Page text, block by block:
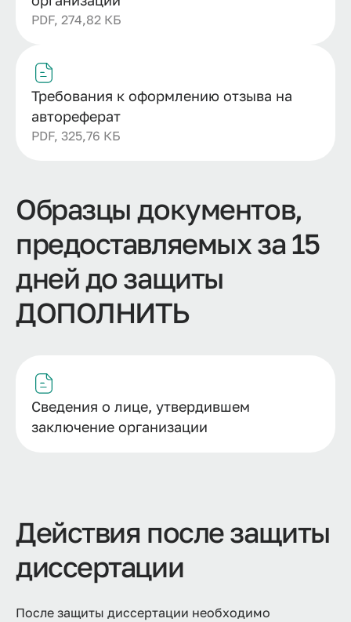
PDF, 274,82 КБ
Требования к оформлению отзыва на
автореферат
PDF, 325,76 КБ
Образцы документов,
предоставляемых за 15
дней до защиты
ДОПОЛНИТЬ
Сведения о лице, утвердившем
заключение организации
Действия после защиты
диссертации
После защиты диссертации необходимо